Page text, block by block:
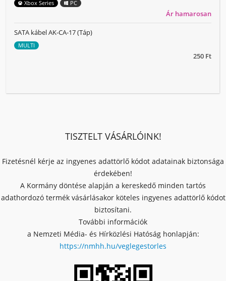
Ár hamarosan
Xbox Series PC
250 Ft
SATA kábel AK-CA-17 (Táp)
MULTI
TISZTELT VÁSÁRLÓINK!
Fizetésnél kérje az ingyenes adattörlő kódot adatainak biztonsága
érdekében!
A Kormány döntése alapján a kereskedő minden tartós
adathordozó termék vásárlásakor köteles ingyenes adattörlő kódot
biztosítani.
További információk
a Nemzeti Média- és Hírközlési Hatóság honlapján:
https://nmhh.hu/veglegestorles